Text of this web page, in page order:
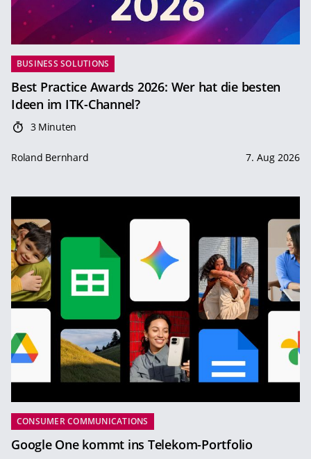
BUSINESS SOLUTIONS
Best Practice Awards 2026: Wer hat die besten
Ideen im ITK-Channel?
3 Minuten
Roland Bernhard 7. Aug 2026
CONSUMER COMMUNICATIONS
Google One kommt ins Telekom-Portfolio